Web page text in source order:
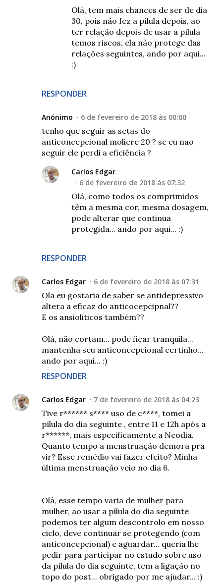
RESPONDER
Olá, tem mais chances de ser de dia
30, pois não fez a pílula depois, ao
ter relação depois de usar a pílula
temos riscos, ela não protege das
relações seguintes, ando por aqui...
:)
Anónimo 6 de fevereiro de 2018 às 00:00
tenho que seguir as setas do
anticoncepcional moliere 20 ? se eu nao
seguir ele perdi a eficiência ?
RESPONDER
Carlos Edgar
6 de fevereiro de 2018 às 07:32
Olá, como todos os comprimidos
têm a mesma cor, mesma dosagem,
pode alterar que continua
protegida... ando por aqui... :)
Carlos Edgar 6 de fevereiro de 2018 às 07:31
Ola eu gostaria de saber se antidepressivo
altera a eficaz do anticocepcipnal??
E os ansioliticos também??
Olá, não cortam... pode ficar tranquila...
mantenha seu anticoncepcional certinho...
ando por aqui... :)
RESPONDER
Carlos Edgar 7 de fevereiro de 2018 às 04:23
Tive r****** s**** uso de c****, tomei a
pílula do dia seguinte , entre 11 e 12h após a
r******, mais especificamente a Neodia.
Quanto tempo a menstruação demora pra
vir? Esse remédio vai fazer efeito? Minha
última menstruação veio no dia 6.
Olá, esse tempo varia de mulher para
mulher, ao usar a pílula do dia seguinte
podemos ter algum descontrolo em nosso
ciclo, deve continuar se protegendo (com
anticoncepcional) e aguardar... queria lhe
pedir para participar no estudo sobre uso
da pílula do dia seguinte, tem a ligação no
topo do post... obrigado por me ajudar... :)